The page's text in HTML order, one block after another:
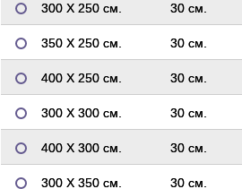
300 Х 250 см. 30 см.
350 Х 250 см. 30 см.
400 Х 250 см. 30 см.
300 Х 300 см. 30 см.
400 Х 300 см. 30 см.
300 Х 350 см. 30 см.